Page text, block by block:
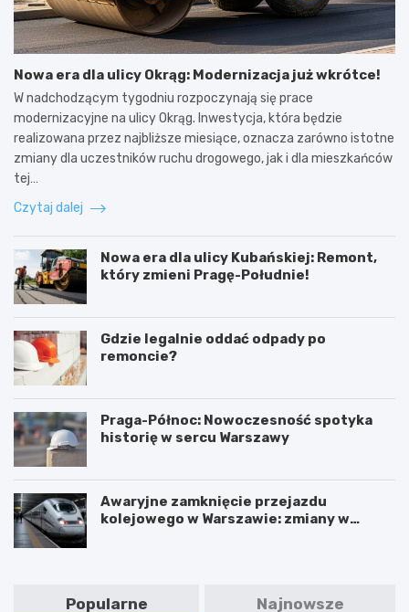
Nowa era dla ulicy Okrąg: Modernizacja już wkrótce!
W nadchodzącym tygodniu rozpoczynają się prace
modernizacyjne na ulicy Okrąg. Inwestycja, która będzie
realizowana przez najbliższe miesiące, oznacza zarówno istotne
zmiany dla uczestników ruchu drogowego, jak i dla mieszkańców
tej…
Czytaj dalej
Nowa era dla ulicy Kubańskiej: Remont,
który zmieni Pragę-Południe!
Gdzie legalnie oddać odpady po
remoncie?
Praga-Północ: Nowoczesność spotyka
historię w sercu Warszawy
Awaryjne zamknięcie przejazdu
kolejowego w Warszawie: zmiany w
Popularne Najnowsze